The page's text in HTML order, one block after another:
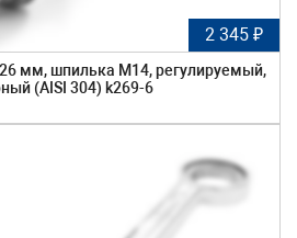
2 345 ₽
26 мм, шпилька М14, регулируемый,
(AISI 304) k269-6